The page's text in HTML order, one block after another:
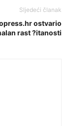
Sljedeći članak
ostvario
rast ?itanosti